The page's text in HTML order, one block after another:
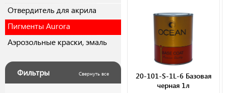
Отвердитель для акрила
Пигменты Aurora
Аэрозольные краски, эмаль
Фильтры Свернуть все
20-101-S-1L-6 Базовая
черная 1л